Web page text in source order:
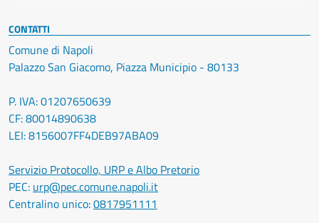
CONTATTI
Comune di Napoli
Palazzo San Giacomo, Piazza Municipio - 80133
P. IVA: 01207650639
CF: 80014890638
LEI: 8156007FF4DEB97ABA09
Servizio Protocollo, URP e Albo Pretorio
PEC: urp@pec.comune.napoli.it
Centralino unico:0817951111